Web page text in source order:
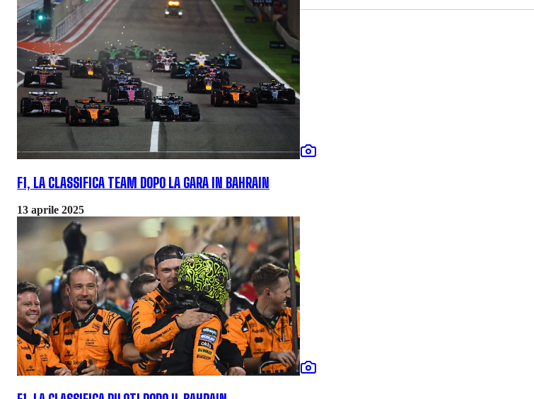
F1, LA CLASSIFICA TEAM DOPO LA GARA IN BAHRAIN
13 aprile 2025